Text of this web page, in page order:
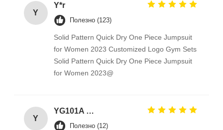
Y
Y*r
Полезно (123)
Solid Pattern Quick Dry One Piece Jumpsuit
for Women 2023 Customized Logo Gym Sets
Solid Pattern Quick Dry One Piece Jumpsuit
for Women 2023@
Y
YG101A Series Temperature Environmental Test Chamber
Полезно (12)